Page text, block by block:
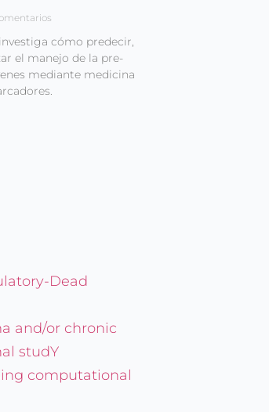
cómo predecir,
el manejo de la pre-
mediante medicina
Dead
and/or chronic
studY
computational